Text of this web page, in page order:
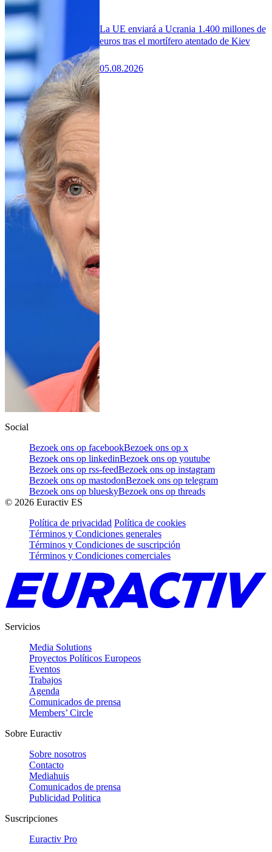
La UE enviará a Ucrania 1.400 millones de
euros tras el mortífero atentado de Kiev
05.08.2026
Social
Bezoek ons op facebookBezoek ons op x
Bezoek ons op linkedinBezoek ons op youtube
Bezoek ons op rss-feedBezoek ons op instagram
Bezoek ons op mastodonBezoek ons op telegram
Bezoek ons op blueskyBezoek ons op threads
© 2026 Euractiv ES
Política de privacidad Política de cookies
Términos y Condiciones generales
Términos y Condiciones de suscripción
Términos y Condiciones comerciales
Servicios
Media Solutions
Proyectos Políticos Europeos
Eventos
Trabajos
Agenda
Comunicados de prensa
Members’ Circle
Sobre Euractiv
Sobre nosotros
Contacto
Mediahuis
Comunicados de prensa
Publicidad Politica
Suscripciones
Euractiv Pro